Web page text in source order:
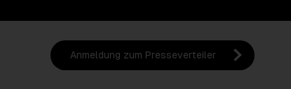
Anmeldung zum Presseverteiler